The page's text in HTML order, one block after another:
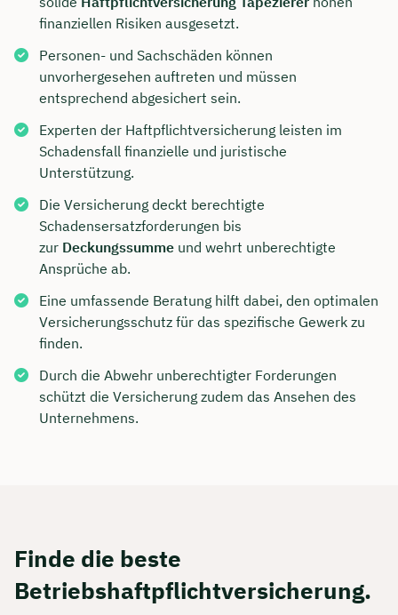
finanziellen Risiken ausgesetzt.
Personen- und Sachschäden können
unvorhergesehen auftreten und müssen
entsprechend abgesichert sein.
Experten der Haftpflichtversicherung leisten im
Schadensfall finanzielle und juristische
Unterstützung.
Die Versicherung deckt berechtigte
Schadensersatzforderungen bis
zur Deckungssumme und wehrt unberechtigte
Ansprüche ab.
Eine umfassende Beratung hilft dabei, den optimalen
Versicherungsschutz für das spezifische Gewerk zu
finden.
Durch die Abwehr unberechtigter Forderungen
schützt die Versicherung zudem das Ansehen des
Unternehmens.
Finde die beste
Betriebshaftpflichtversicherung.